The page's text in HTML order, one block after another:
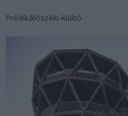
Prédikálószéki-kilátó